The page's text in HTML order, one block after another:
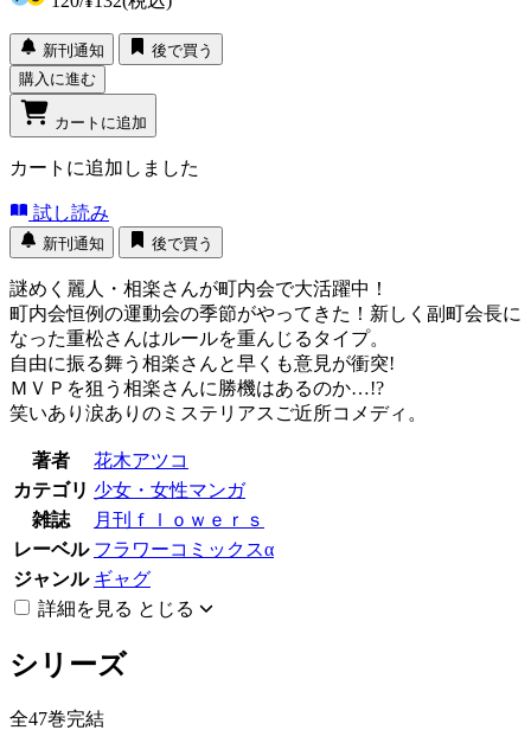
新刊通知
後で買う
購入に進む
カートに追加
カートに追加しました
試し読み
新刊通知 後で買う
謎めく麗人・相楽さんが町内会で大活躍中！
町内会恒例の運動会の季節がやってきた！新しく副町会長に
なった重松さんはルールを重んじるタイプ。
自由に振る舞う相楽さんと早くも意見が衝突!
ＭＶＰを狙う相楽さんに勝機はあるのか…!?
笑いあり涙ありのミステリアスご近所コメディ。
著者
花木アツコ
カテゴリ 少女・女性マンガ
雑誌
月刊ｆｌｏｗｅｒｓ
レーベル フラワーコミックスα
ジャンル ギャグ
詳細を見る とじる
シリーズ
全47巻完結